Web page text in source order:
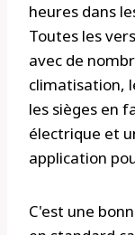
heures dans
Toutes les
avec de
climatisation,
les sièges en
électrique et
application
C'est une